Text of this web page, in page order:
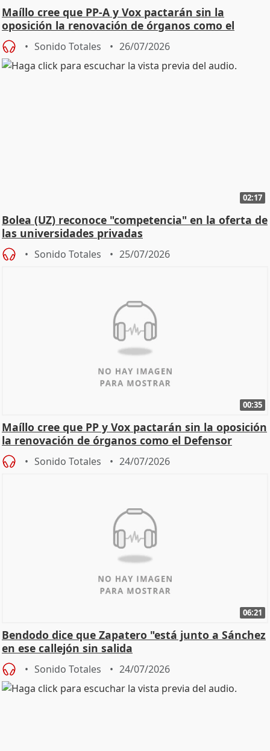
Maíllo cree que PP-A y Vox pactarán sin la
oposición la renovación de órganos como el
Defensor
Sonido Totales 26/07/2026
02:17
Bolea (UZ) reconoce "competencia" en la oferta de
las universidades privadas
Sonido Totales 25/07/2026
00:35
Maíllo cree que PP y Vox pactarán sin la oposición
la renovación de órganos como el Defensor
Sonido Totales 24/07/2026
06:21
Bendodo dice que Zapatero "está junto a Sánchez
en ese callejón sin salida
Sonido Totales 24/07/2026